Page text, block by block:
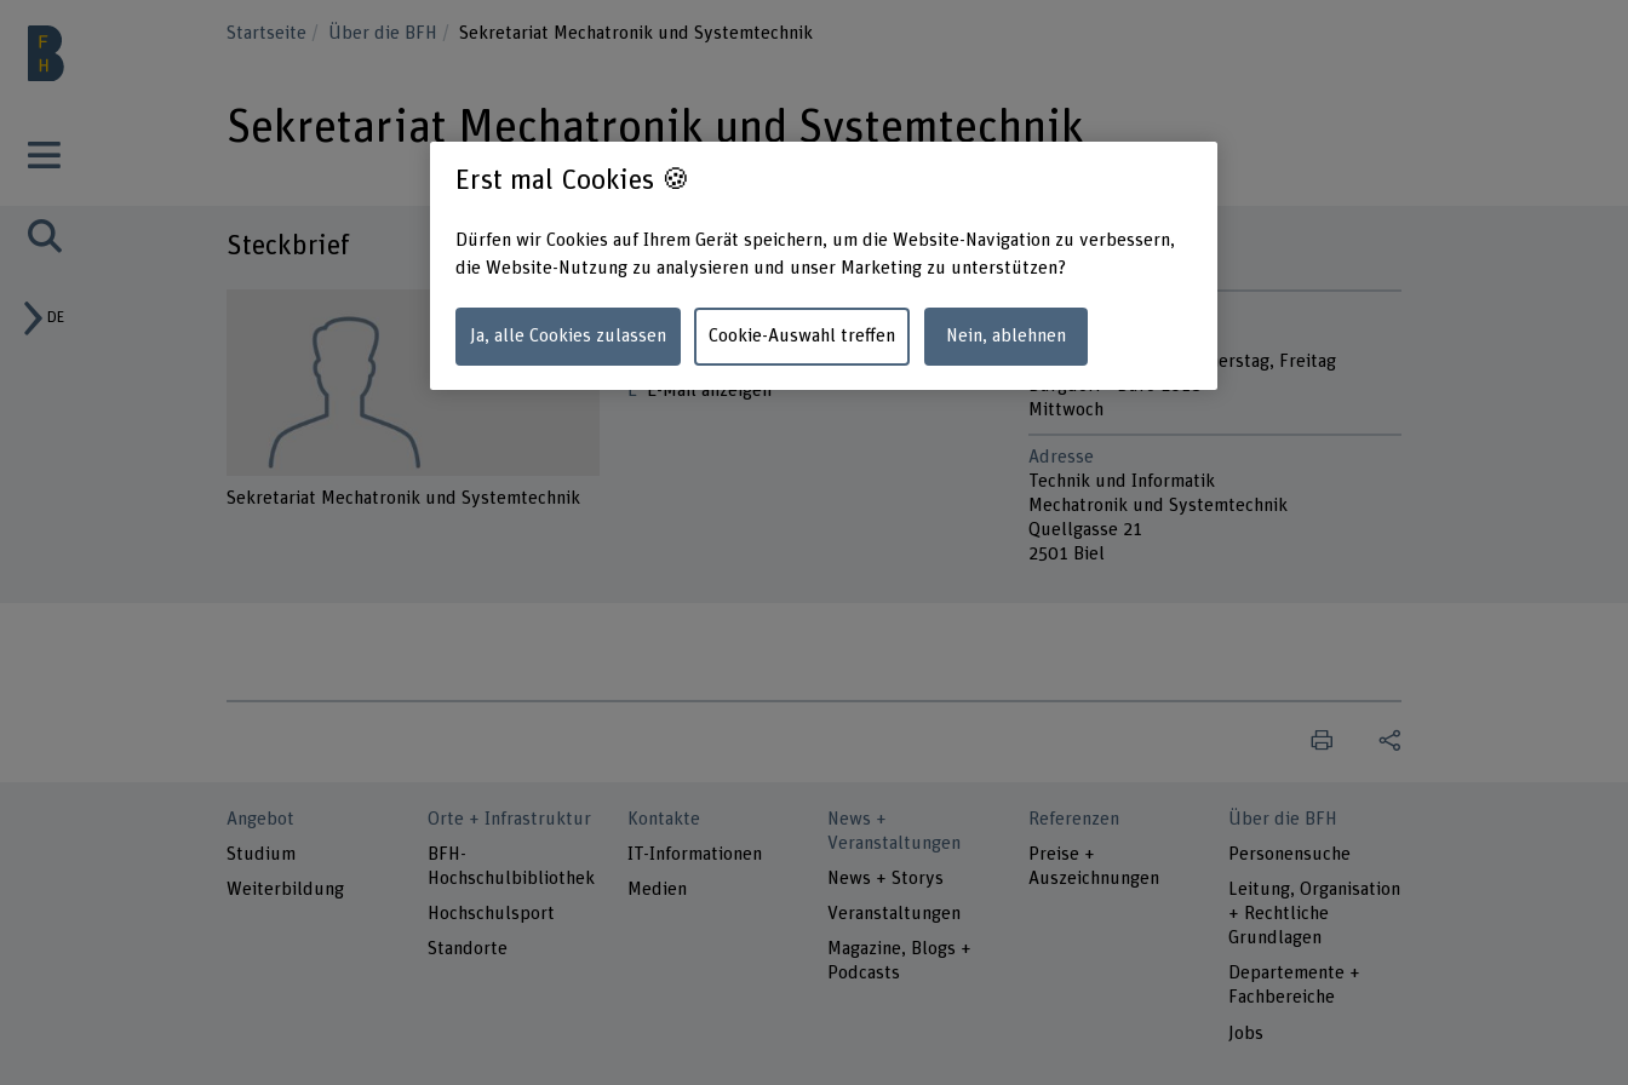
DE
Startseite Über die BFH Sekretariat Mechatronik und Systemtechnik
Sekretariat Mechatronik und Systemtechnik
Steckbrief
Sekretariat Mechatronik und Systemtechnik
Kontakt
E-Mail anzeigen
Präsenzzeit
Biel - Büro 506:
Montag, Dienstag, Donnerstag, Freitag
Mittwoch
Adresse
Technik und Informatik
Mechatronik und Systemtechnik
Quellgasse 21
2501 Biel
Angebot
Studium
Weiterbildung
Orte + Infrastruktur
BFH-
Hochschulbibliothek
Hochschulsport
Standorte
Kontakte
IT-Informationen
Medien
News +
Veranstaltungen
News + Storys
Veranstaltungen
Magazine, Blogs +
Podcasts
Referenzen
Preise +
Auszeichnungen
Über die BFH
Personensuche
Leitung, Organisation
+ Rechtliche
Grundlagen
Departemente +
Fachbereiche
Jobs
Erst mal Cookies 🍪
Dürfen wir Cookies auf Ihrem Gerät speichern, um die Website-Navigation zu verbessern,
die Website-Nutzung zu analysieren und unser Marketing zu unterstützen?
Ja, alle Cookies zulassen Cookie-Auswahl treffen Nein, ablehnen